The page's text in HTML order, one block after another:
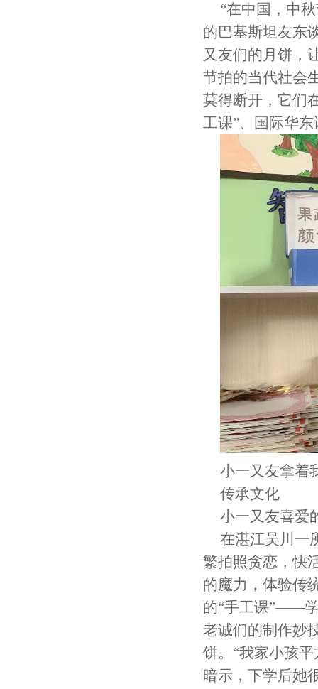
“在中国，中
的巴基斯坦友东
又友们的月饼，
节拍的当代社会
莫得断开，它们
工课”、国际华
小一又友拿着
传承文化
小一又友喜爱
在湛江吴川一
繁拍照贪恋，快
的魔力，体验传
的“手工课”——
老诚们的制作妙
饼。“我家小孩
暗示，下学后她